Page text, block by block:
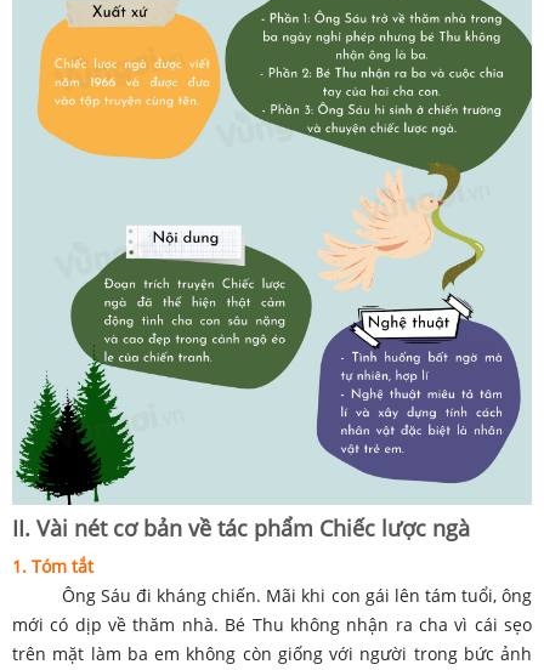
II. Vài nét cơ bản về tác phẩm Chiếc lược ngà
1. Tóm tắt
Ông Sáu đi kháng chiến. Mãi khi con gái lên tám tuổi, ông
mới có dịp về thăm nhà. Bé Thu không nhận ra cha vì cái sẹo
trên mặt làm ba em không còn giống với người trong bức ảnh